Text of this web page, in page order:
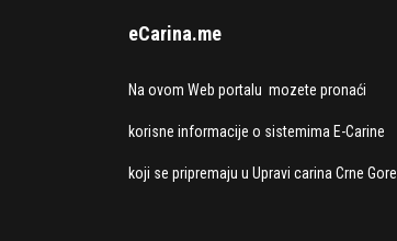
eCarina.me
Na ovom Web portalu mozete pronaći
korisne informacije o sistemima E-Carine
koji se pripremaju u Upravi carina Crne Gore.